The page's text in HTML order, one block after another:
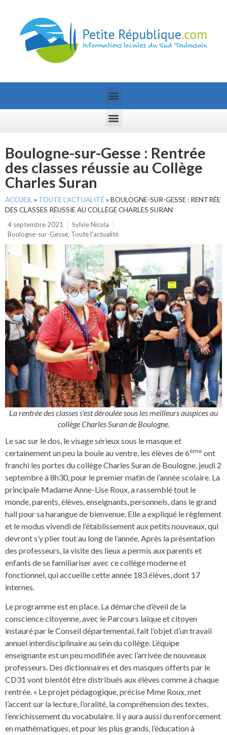
Boulogne-sur-Gesse : Rentrée
des classes réussie au Collège
Charles Suran
ACCUEIL » TOUTE L’ACTUALITÉ» BOULOGNE-SUR-GESSE : RENTRÉE
DES CLASSES RÉUSSIE AU COLLÈGE CHARLES SURAN
4 septembre 2021
Sylvie Nicola
Boulogne-sur-Gesse, Toute l'actualité
La rentrée des classes s'est déroulée sous les meilleurs auspices au
collège Charles Suran de Boulogne.
Le sac sur le dos, le visage sérieux sous le masque et
certainement un peu la boule au ventre, les élèves de 6ème ont
franchi les portes du collège Charles Suran de Boulogne, jeudi 2
septembre à 8h30, pour le premier matin de l’année scolaire. La
principale Madame Anne-Lise Roux, a rassemblé tout le
monde, parents, élèves, enseignants, personnels, dans le grand
hall pour sa harangue de bienvenue. Elle a expliqué le règlement
et le modus vivendi de l’établissement aux petits nouveaux, qui
devront s’y plier tout au long de l’année. Après la présentation
des professeurs, la visite des lieux a permis aux parents et
enfants de se familiariser avec ce collège moderne et
fonctionnel, qui accueille cette année 183 élèves, dont 17
internes.
Le programme est en place. La démarche d’éveil de la
conscience citoyenne, avec le Parcours laïque et citoyen
instauré par le Conseil départemental, fait l’objet d’un travail
annuel interdisciplinaire au sein du collège. L’équipe
enseignante est un peu modifiée avec l’arrivée de nouveaux
professeurs. Des dictionnaires et des masques offerts par le
CD31 vont bientôt être distribués aux élèves comme à chaque
rentrée. « Le projet pédagogique, précise Mme Roux, met
l’accent sur la lecture, l’oralité, la compréhension des textes,
l’enrichissement du vocabulaire. Il y aura aussi du renforcement
en mathématiques, et pour les plus grands, l’éducation à